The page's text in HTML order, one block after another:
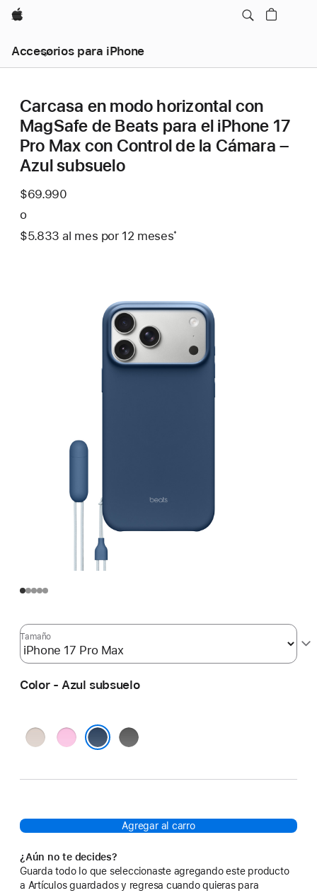
Apple
Accesorios para iPhone
Carcasa en modo horizontal con
MagSafe de Beats para el iPhone 17
Pro Max con Control de la Cámara –
Azul subsuelo
$69.990
o
$5.833 al mes Al
por 12 mesesmeses
Nota
página
*
Tamaño
Color - Azul subsuelo
Gris
Rosa
mineral
Gris
Agregar al carro
¿Aún no te decides?
Guarda todo lo que seleccionaste agregando este producto
a Artículos guardados y regresa cuando quieras para